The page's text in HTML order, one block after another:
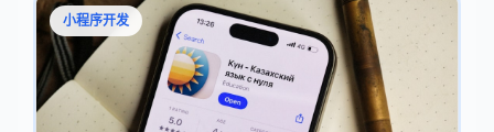
小程序开发